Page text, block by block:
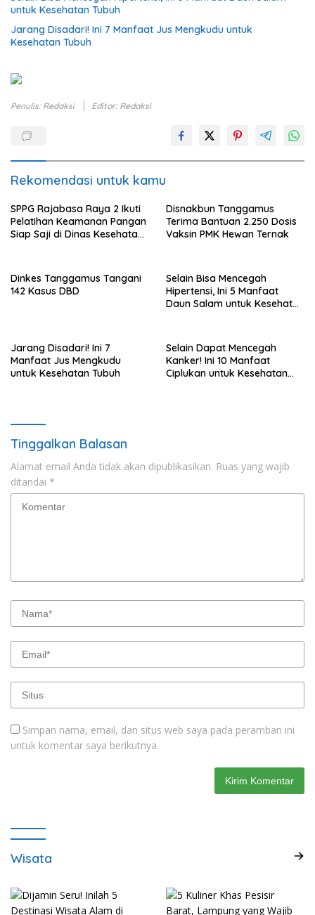
untuk Kesehatan Tubuh
Jarang Disadari! Ini 7 Manfaat Jus Mengkudu untuk
Kesehatan Tubuh
Penulis: Redaksi Editor: Redaksi
Rekomendasi untuk kamu
SPPG Rajabasa Raya 2 Ikuti
Pelatihan Keamanan Pangan
Siap Saji di Dinas Kesehatan
Disnakbun Tanggamus
Terima Bantuan 2.250 Dosis
Vaksin PMK Hewan Ternak
Dinkes Tanggamus Tangani
142 Kasus DBD
Selain Bisa Mencegah
Hipertensi, Ini 5 Manfaat
Daun Salam untuk Kesehatan
Jarang Disadari! Ini 7
Manfaat Jus Mengkudu
untuk Kesehatan Tubuh
Selain Dapat Mencegah
Kanker! Ini 10 Manfaat
Ciplukan untuk Kesehatan
Tinggalkan Balasan
Alamat email Anda tidak akan dipublikasikan. Ruas yang wajib
ditandai *
Simpan nama, email, dan situs web saya pada peramban ini
untuk komentar saya berikutnya.
Wisata